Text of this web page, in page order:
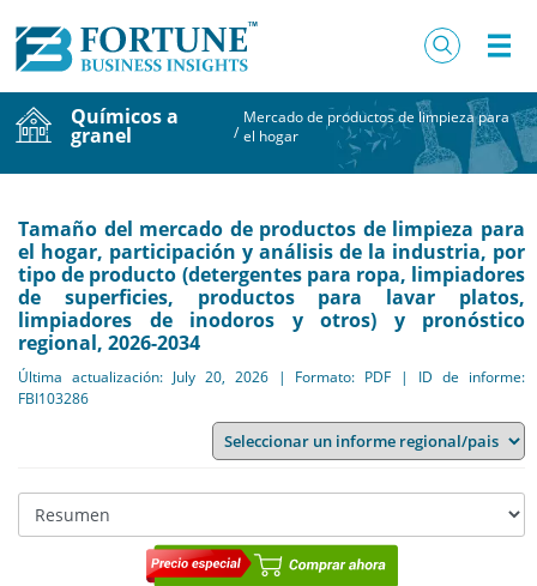
Químicos a
granel /
Mercado de productos de limpieza para
el hogar
Tamaño del mercado de productos de limpieza para
el hogar, participación y análisis de la industria, por
tipo de producto (detergentes para ropa, limpiadores
de superficies, productos para lavar platos,
limpiadores de inodoros y otros) y pronóstico
regional, 2026-2034
Última actualización: July 20, 2026 | Formato: PDF | ID de informe:
FBI103286